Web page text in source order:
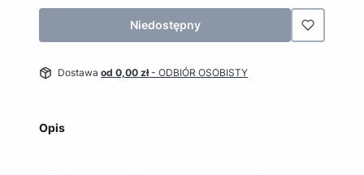
Niedostępny
Dostawa od 0,00 zł- ODBIÓR OSOBISTY
Opis